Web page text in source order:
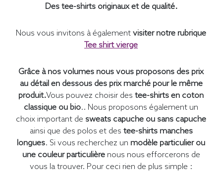
Des tee-shirts originaux et de qualité.
Nous vous invitons à également visiter notre rubrique
Tee shirt vierge
Grâce à nos volumes nous vous proposons des prix
au détail en dessous des prix marché pour le même
produit.Vous pouvez choisir des tee-shirts en coton
classique ou bio.. Nous proposons également un
choix important de sweats capuche ou sans capuche
ainsi que des polos et des tee-shirts manches
longues. Si vous recherchez un modèle particulier ou
une couleur particulièrenous nous efforcerons de
vous la trouver. Pour ceci rien de plus simple :